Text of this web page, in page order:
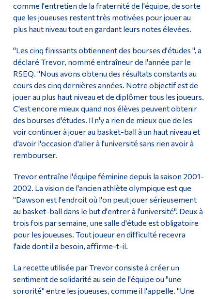
comme l'entretien de la fraternité de l'équipe, de sorte
que les joueuses restent très motivées pour jouer au
plus haut niveau tout en gardant leurs notes élevées.
"Les cinq finissants obtiennent des bourses d'études ", a
déclaré Trevor, nommé entraîneur de l'année par le
RSEQ. "Nous avons obtenu des résultats constants au
cours des cinq dernières années. Notre objectif est de
jouer au plus haut niveau et de diplômer tous les joueurs.
C'est encore mieux quand nos élèves peuvent obtenir
des bourses d'études. Il n'y a rien de mieux que de les
voir continuer à jouer au basket-ball à un haut niveau et
d'avoir l'occasion d'aller à l'université sans rien avoir à
rembourser.
Trevor entraîne l'équipe féminine depuis la saison 2001-
2002. La vision de l'ancien athlète olympique est que
"Dawson est l'endroit où l'on peut jouer sérieusement
au basket-ball dans le but d'entrer à l'université". Deux à
trois fois par semaine, une salle d'étude est obligatoire
pour les joueuses. Tout joueur en difficulté recevra
l'aide dont il a besoin, affirme-t-il.
La recette utilisée par Trevor consiste à créer un
sentiment de solidarité au sein de l'équipe ou "une
sororité" entre les joueuses, comme il l'appelle. "Une